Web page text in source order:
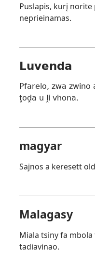
Puslapis, kurį
neprieinamas.
Luvenda
Pfarelo, zwa zwino
ṱoḓa u ḽi vhona.
magyar
Sajnos a keresett
Malagasy
Miala tsiny fa
tadiavinao.